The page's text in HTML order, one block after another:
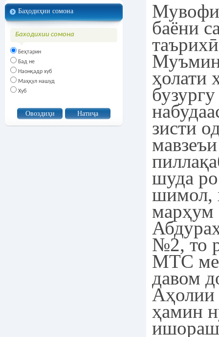
Баҳодиҳии сомона
Баходихии сомона
Беҳтарин
Бад не
Наонқадр хуб
Маҳқул нашуд
Хуб
баёни
ҳолати
зисти
шуда
шимол,
марҳум
№2, то
МТС
давом
Аҳолии
ҳамин